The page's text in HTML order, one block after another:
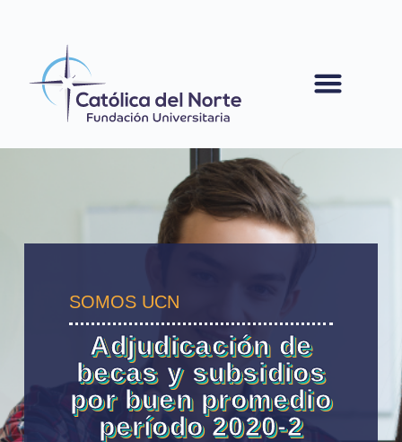
SOMOS UCN
Adjudicación de
becas y subsidios
por buen promedio
período 2020-2